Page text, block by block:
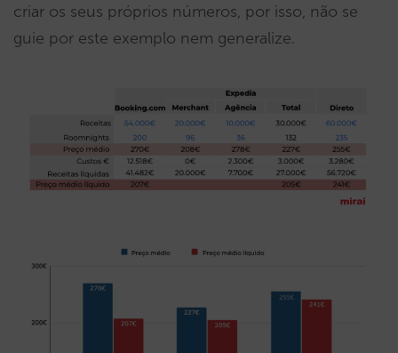
criar os seus próprios números, por isso, não se
guie por este exemplo nem generalize.